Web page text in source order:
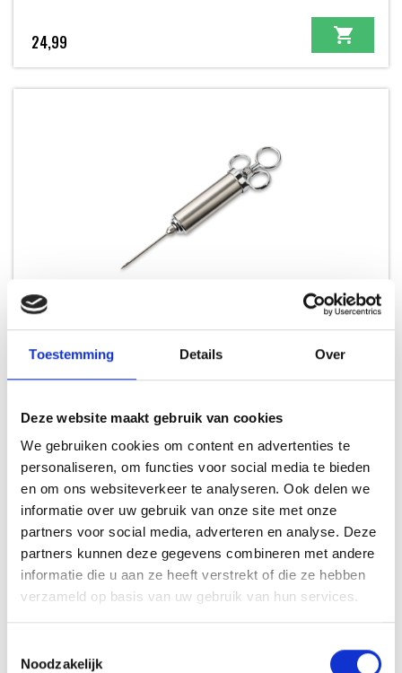
Toestemming Details Over
Deze website maakt gebruik van cookies
We gebruiken cookies om content en advertenties te
personaliseren, om functies voor social media te bieden
en om ons websiteverkeer te analyseren. Ook delen we
informatie over uw gebruik van onze site met onze
partners voor social media, adverteren en analyse. Deze
partners kunnen deze gegevens combineren met andere
informatie die u aan ze heeft verstrekt of die ze hebben
verzameld op basis van uw gebruik van hun services.
Noodzakelijk
24,99
BARBECUETOOLS
24,99
INSPIRATIE
RECEPTEN EN TIPS